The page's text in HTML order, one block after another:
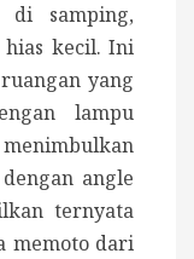
di samping,
hias kecil. Ini
yang
lampu
angle
ternyata
memoto dari